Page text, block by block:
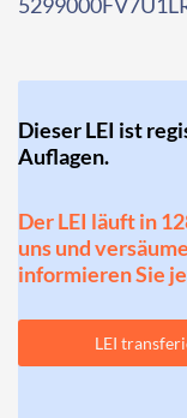
Dieser LEI ist
Auflagen.
Der LEI läuft in
uns und
informieren Sie
LEI